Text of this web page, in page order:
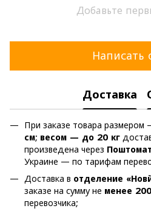
Добавьте
Написать
Доставка
При заказе товара размером
см; весом — до 20 кг
произведена через
Украине — по тарифам
Доставка в отделение
заказе на сумму не менее
перевозчика;